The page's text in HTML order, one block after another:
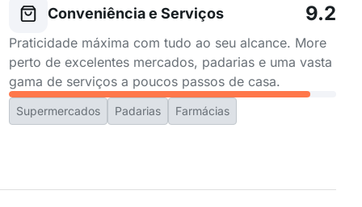
Conveniência e Serviços 9.2
Praticidade máxima com tudo ao seu alcance. More
perto de excelentes mercados, padarias e uma vasta
gama de serviços a poucos passos de casa.
Supermercados Padarias Farmácias